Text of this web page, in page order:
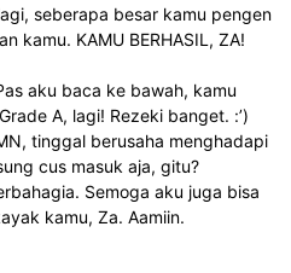
seberapa besar kamu pengen
kamu. KAMU BERHASIL, ZA!
aku baca ke bawah, kamu
A, lagi! Rezeki banget. :’)
tinggal berusaha menghadapi
cus masuk aja, gitu?
Semoga aku juga bisa
kamu, Za. Aamiin.